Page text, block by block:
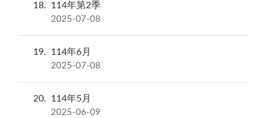
18 114年第2季
2025-07-08
19 114年6月
2025-07-08
20 114年5月
2025-06-09